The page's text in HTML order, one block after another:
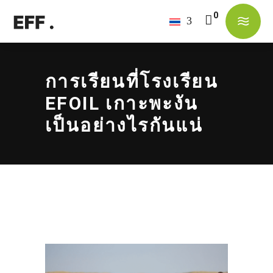
การเรียนที่โรงเรียน
EFOIL เกาะพะงัน
เป็นอย่างไรกันแน่